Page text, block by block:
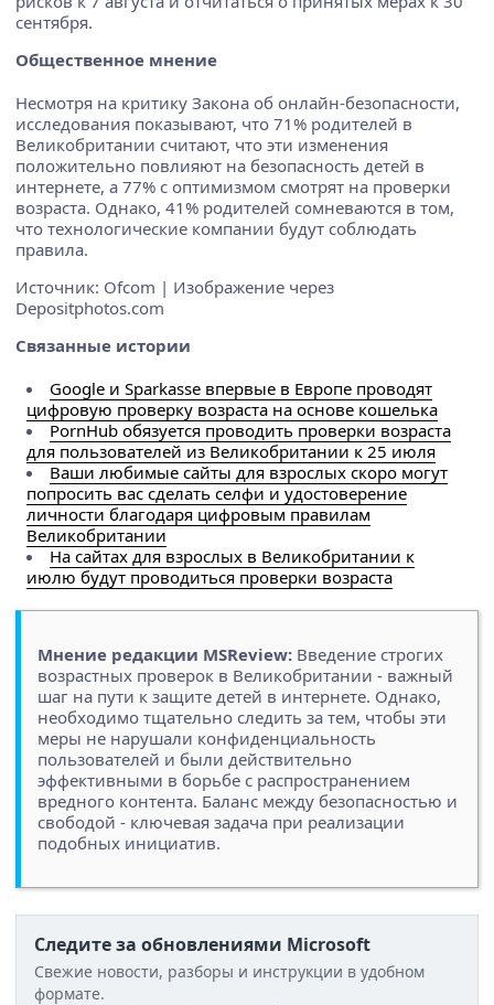
сентября.
Общественное мнение
Несмотря на критику Закона об онлайн-безопасности,
исследования показывают, что 71% родителей в
Великобритании считают, что эти изменения
положительно повлияют на безопасность детей в
интернете, а 77% с оптимизмом смотрят на проверки
возраста. Однако, 41% родителей сомневаются в том,
что технологические компании будут соблюдать
правила.
Источник: Ofcom | Изображение через
Depositphotos.com
Связанные истории
Google и Sparkasse впервые в Европе проводят
цифровую проверку возраста на основе кошелька
PornHub обязуется проводить проверки возраста
для пользователей из Великобритании к 25 июля
Ваши любимые сайты для взрослых скоро могут
попросить вас сделать селфи и удостоверение
личности благодаря цифровым правилам
Великобритании
На сайтах для взрослых в Великобритании к
июлю будут проводиться проверки возраста
Мнение редакции MSReview: Введение строгих
возрастных проверок в Великобритании - важный
шаг на пути к защите детей в интернете. Однако,
необходимо тщательно следить за тем, чтобы эти
меры не нарушали конфиденциальность
пользователей и были действительно
эффективными в борьбе с распространением
вредного контента. Баланс между безопасностью и
свободой - ключевая задача при реализации
подобных инициатив.
Следите за обновлениями Microsoft
Свежие новости, разборы и инструкции в удобном
формате.